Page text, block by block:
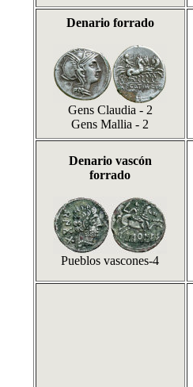
Denario forrado
Gens Claudia - 2
Gens Mallia - 2
Denario vascón
forrado
Pueblos vascones-4